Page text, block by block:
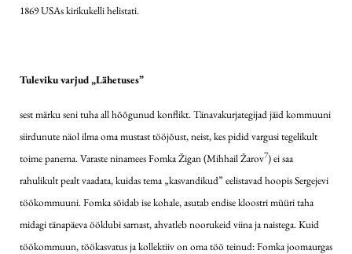
1869 USAs kirikukelli helistati.
Tuleviku varjud „Lähetuses”
sest märku seni tuha all hõõgunud konflikt. Tänavakurjategijad jäid kommuuni
siirdunute näol ilma oma mustast tööjõust, neist, kes pidid vargusi tegelikult
toime panema. Varaste ninamees Fomka Žigan (Mihhail Žarov7) ei saa
rahulikult pealt vaadata, kuidas tema „kasvandikud” eelistavad hoopis Sergejevi
töökommuuni. Fomka sõidab ise kohale, asutab endise kloostri müüri taha
midagi tänapäeva ööklubi sarnast, ahvatleb noorukeid viina ja naistega. Kuid
töökommuun, töökasvatus ja kollektiiv on oma töö teinud: Fomka joomaurgas